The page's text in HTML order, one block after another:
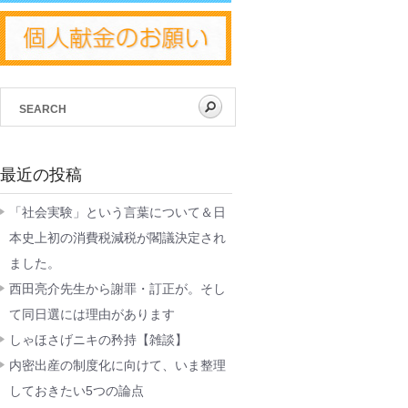
最近の投稿
「社会実験」という言葉について＆日
本史上初の消費税減税が閣議決定され
ました。
西田亮介先生から謝罪・訂正が。そし
て同日選には理由があります
しゃほさげニキの矜持【雑談】
内密出産の制度化に向けて、いま整理
しておきたい5つの論点